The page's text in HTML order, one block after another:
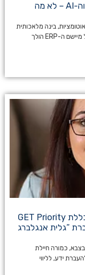
מיישם Priority בעידן האוטומציות וה-AI – לא מה
בינה מלאכותית
ו-BI, עולה לא פעם השאלה – האם תפקידו של מיישם ה-ERP הולך
ראיון עם גלית אנגלברג מייסדת מכללת GET Priority
“גלית אנגלברג
כמורה חיילת
ידע, לליווי